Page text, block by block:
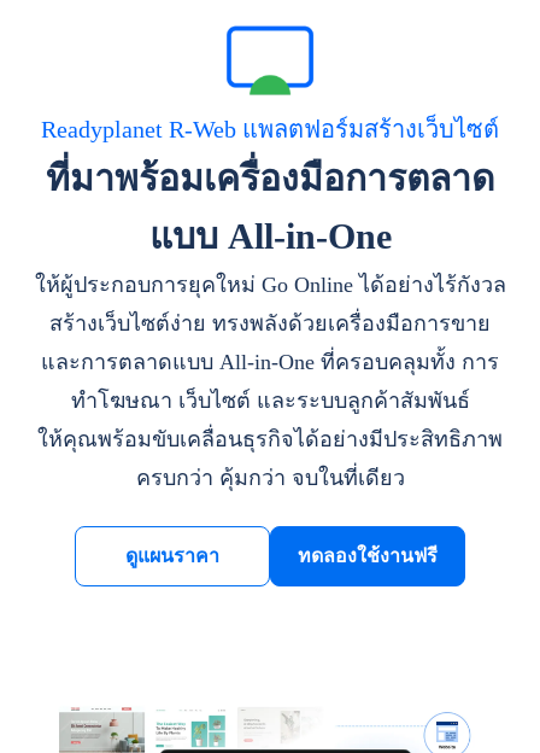
Readyplanet R-Web แพลตฟอร์มสร้างเว็บไซต์
ที่มาพร้อมเครื่องมือการตลาด
แบบ All-in-One
ให้ผู้ประกอบการยุคใหม่ Go Online ได้อย่างไร้กังวล
สร้างเว็บไซต์ง่าย ทรงพลังด้วยเครื่องมือการขาย
และการตลาดแบบ All-in-One ที่ครอบคลุมทั้ง การ
ทำโฆษณา เว็บไซต์ และระบบลูกค้าสัมพันธ์
ให้คุณพร้อมขับเคลื่อนธุรกิจได้อย่างมีประสิทธิภาพ
ครบกว่า คุ้มกว่า จบในที่เดียว
ดูแผนราคา ทดลองใช้งานฟรี